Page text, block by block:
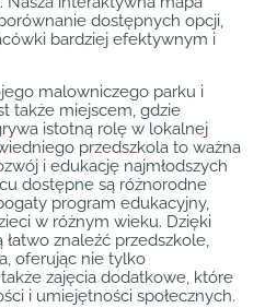
dostępnych opcji,
bardziej efektywnym i
malowniczego parku i
także miejscem, gdzie
istotną rolę w lokalnej
przedszkola to ważna
i edukację najmłodszych
dostępne są różnorodne
program edukacyjny,
w różnym wieku. Dzięki
znaleźć przedszkole,
oferując nie tylko
zajęcia dodatkowe, które
i umiejętności społecznych.